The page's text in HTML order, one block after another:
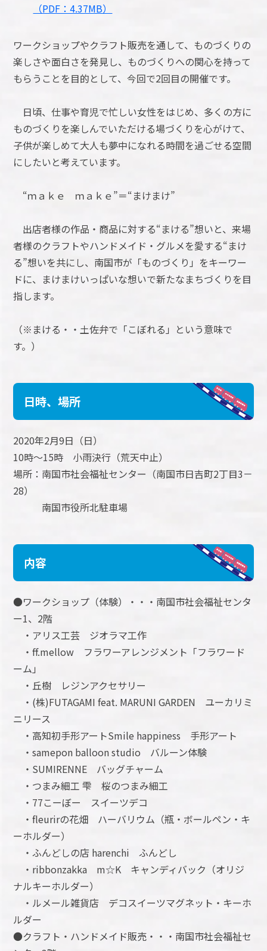
（PDF：4.37MB）
ワークショップやクラフト販売を通して、ものづくりの
楽しさや面白さを発見し、ものづくりへの関心を持って
もらうことを目的として、今回で2回目の開催です。
日頃、仕事や育児で忙しい女性をはじめ、多くの方に
ものづくりを楽しんでいただける場づくりを心がけて、
子供が楽しめて大人も夢中になれる時間を過ごせる空間
にしたいと考えています。
“ｍａｋｅ ｍａｋｅ”＝“まけまけ”
出店者様の作品・商品に対する“まける”想いと、来場
者様のクラフトやハンドメイド・グルメを愛する“まけ
る”想いを共にし、南国市が「ものづくり」をキーワー
ドに、まけまけいっぱいな想いで新たなまちづくりを目
指します。
（※まける・・土佐弁で「こぼれる」という意味で
す。）
日時、場所
2020年2月9日（日）
10時～15時 小雨決行（荒天中止）
場所：南国市社会福祉センター（南国市日吉町2丁目3－
28）
南国市役所北駐車場
内容
●ワークショップ（体験）・・・南国市社会福祉センタ
ー1、2階
・アリス工芸 ジオラマ工作
・ff.mellow フラワーアレンジメント「フラワード
ーム」
・丘樹 レジンアクセサリー
・(株)FUTAGAMI feat. MARUNI GARDEN ユーカリミ
ニリース
・高知初手形アートSmile happiness 手形アート
・samepon balloon studio バルーン体験
・SUMIRENNE バッグチャーム
・つまみ細工 雫 桜のつまみ細工
・77こーぼー スイーツデコ
・fleurirの花畑 ハーバリウム（瓶・ボールペン・キ
ーホルダー）
・ふんどしの店 harenchi ふんどし
・ribbonzakka m☆K キャンディバック（オリジ
ナルキーホルダー）
・ルメール雑貨店 デコスイーツマグネット・キーホ
ルダー
●クラフト・ハンドメイド販売・・・南国市社会福祉セ